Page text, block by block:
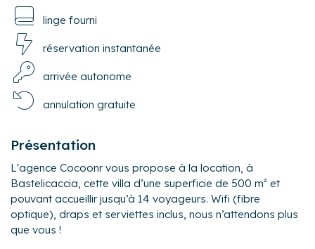
linge fourni
réservation instantanée
arrivée autonome
annulation gratuite
Présentation
L'agence Cocoonr vous propose à la location, à
Bastelicaccia, cette villa d’une superficie de 500 m² et
pouvant accueillir jusqu’à 14 voyageurs. Wifi (fibre
optique), draps et serviettes inclus, nous n’attendons plus
que vous !